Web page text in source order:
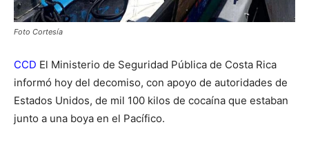
Foto Cortesía
CCD El Ministerio de Seguridad Pública de Costa Rica
informó hoy del decomiso, con apoyo de autoridades de
Estados Unidos, de mil 100 kilos de cocaína que estaban
junto a una boya en el Pacífico.